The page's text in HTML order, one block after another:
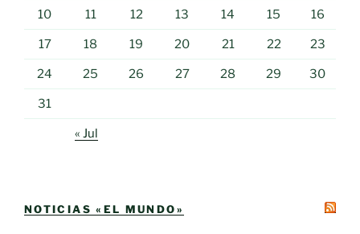
10 11 12 13 14 15 16
17 18 19 20 21 22 23
24 25 26 27 28 29 30
31
« Jul
NOTICIAS «EL MUNDO»